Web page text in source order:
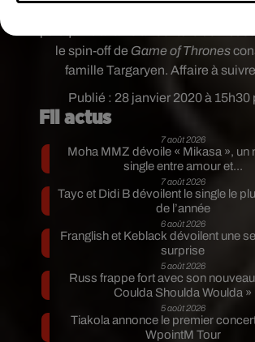
Publié : 28 janvier 2020 à 15h30
le spin-off de Game of Thrones
famille Targaryen. Affaire à
Fil actus
7 août 2026
Moha MMZ dévoile « Mikasa », un
single entre amour et...
7 août 2026
Tayc et Didi B dévoilent le single le
de l’année
6 août 2026
Franglish et Keblack dévoilent une
surprise
5 août 2026
Russ frappe fort avec son
Coulda Shoulda Woulda »
5 août 2026
Tiakola annonce le premier
WpointM Tour